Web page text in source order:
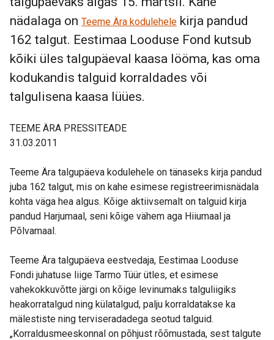
nädalaga on Teeme Ära kodulehele kirja pandud
162 talgut. Eestimaa Looduse Fond kutsub
kõiki üles talgupäeval kaasa lööma, kas oma
kodukandis talguid korraldades või
talgulisena kaasa lüües.
TEEME ÄRA PRESSITEADE
31.03.2011
Teeme Ära talgupäeva kodulehele on tänaseks kirja pandud
juba 162 talgut, mis on kahe esimese registreerimisnädala
kohta väga hea algus. Kõige aktiivsemalt on talguid kirja
pandud Harjumaal, seni kõige vähem aga Hiiumaal ja
Põlvamaal.
Teeme Ära talgupäeva eestvedaja, Eestimaa Looduse
Fondi juhatuse liige Tarmo Tüür ütles, et esimese
vahekokkuvõtte järgi on kõige levinumaks talguliigiks
heakorratalgud ning külatalgud, palju korraldatakse ka
mälestiste ning terviseradadega seotud talguid.
„Korraldusmeeskonnal on põhjust rõõmustada, sest talgute